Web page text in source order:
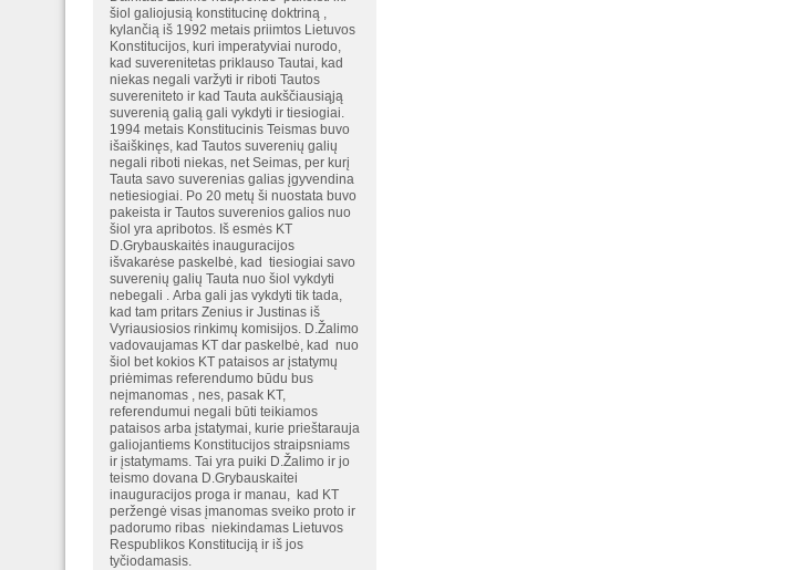
šiol galiojusią konstitucinę doktriną ,
kylančią iš 1992 metais priimtos Lietuvos
Konstitucijos, kuri imperatyviai nurodo,
kad suverenitetas priklauso Tautai, kad
niekas negali varžyti ir riboti Tautos
suvereniteto ir kad Tauta aukščiausiąją
suverenią galią gali vykdyti ir tiesiogiai.
1994 metais Konstitucinis Teismas buvo
išaiškinęs, kad Tautos suverenių galių
negali riboti niekas, net Seimas, per kurį
Tauta savo suverenias galias įgyvendina
netiesiogiai. Po 20 metų ši nuostata buvo
pakeista ir Tautos suverenios galios nuo
šiol yra apribotos. Iš esmės KT
D.Grybauskaitės inauguracijos
išvakarėse paskelbė, kad tiesiogiai savo
suverenių galių Tauta nuo šiol vykdyti
nebegali . Arba gali jas vykdyti tik tada,
kad tam pritars Zenius ir Justinas iš
Vyriausiosios rinkimų komisijos. D.Žalimo
vadovaujamas KT dar paskelbė, kad nuo
šiol bet kokios KT pataisos ar įstatymų
priėmimas referendumo būdu bus
neįmanomas , nes, pasak KT,
referendumui negali būti teikiamos
pataisos arba įstatymai, kurie prieštarauja
galiojantiems Konstitucijos straipsniams
ir įstatymams. Tai yra puiki D.Žalimo ir jo
teismo dovana D.Grybauskaitei
inauguracijos proga ir manau, kad KT
peržengė visas įmanomas sveiko proto ir
padorumo ribas niekindamas Lietuvos
Respublikos Konstituciją ir iš jos
tyčiodamasis.